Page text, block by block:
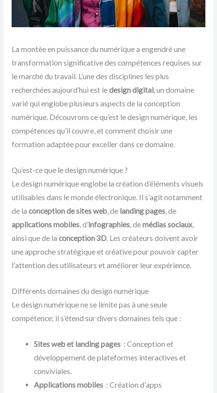
La montée en puissance du numérique a engendré une
transformation significative des compétences requises sur
le marché du travail. L’une des disciplines les plus
recherchées aujourd’hui est ledesign digital, un domaine
varié qui englobe plusieurs aspects de la conception
numérique. Découvrons ce qu’est le design numérique, les
compétences qu’il couvre, et comment choisir une
formation adaptée pour exceller dans ce domaine.
Qu’est-ce que le design numérique ?
Le design numérique englobe la création d’éléments visuels
utilisables dans le monde électronique. Il s’agit notamment
de la conception de sites web, de landing pages, de
applications mobiles, d’infographies, demédias sociaux,
ainsi que de la conception 3D. Les créateurs doivent avoir
une approche stratégique et créative pour pouvoir capter
l’attention des utilisateurs et améliorer leur expérience.
Différents domaines du design numérique
Le design numérique ne se limite pas à une seule
compétence; il s’étend sur divers domaines tels que :
Sites web et landing pages : Conception et
développement de plateformes interactives et
conviviales.
Applications mobiles : Création d’apps